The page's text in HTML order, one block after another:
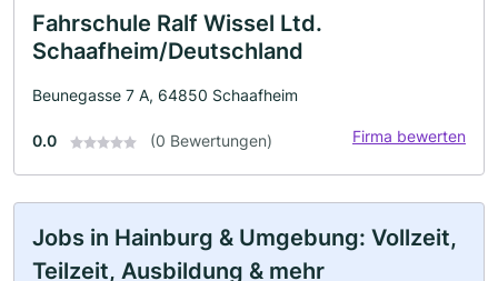
Fahrschule Ralf Wissel Ltd.
Schaafheim/Deutschland
Beunegasse 7 A, 64850 Schaafheim
0.0 (0 Bewertungen) Firma bewerten
Jobs in Hainburg & Umgebung: Vollzeit,
Teilzeit, Ausbildung & mehr